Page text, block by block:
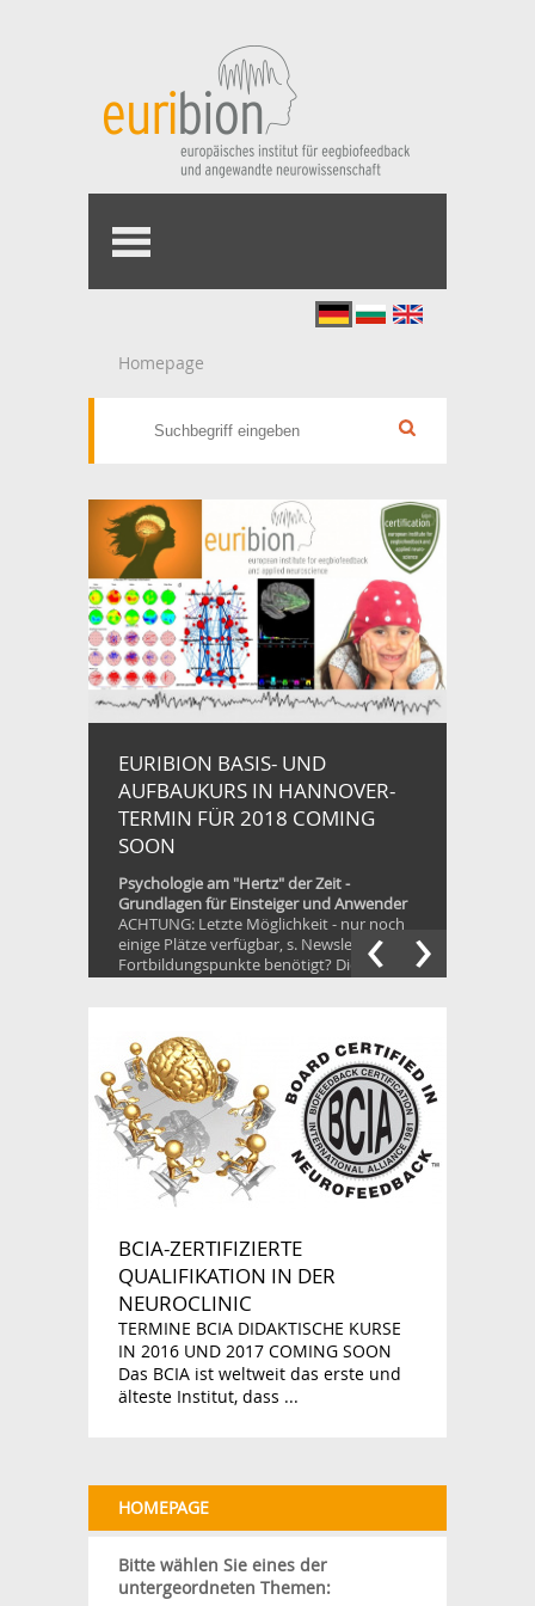
bulgarisch
english
Homepage
Slider
›
‹
EURIBION BASIS- UND
AUFBAUKURS IN HANNOVER-
TERMIN FÜR 2018 COMING
SOON
Psychologie am "Hertz" der Zeit -
Grundlagen für Einsteiger und Anwender
ACHTUNG: Letzte Möglichkeit - nur noch
einige Plätze verfügbar, s. Newsletter
Fortbildungspunkte benötigt? Dieser Kurs
euribion ...
BCIA-ZERTIFIZIERTE
QUALIFIKATION IN DER
NEUROCLINIC
TERMINE BCIA DIDAKTISCHE KURSE
IN 2016 UND 2017 COMING SOON
Das BCIA ist weltweit das erste und
älteste Institut, dass ...
HOMEPAGE
Bitte wählen Sie eines der
untergeordneten Themen: